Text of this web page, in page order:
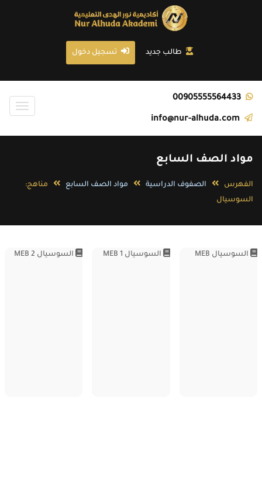
طالب جديد تسجيل دخول
مواد الصف السابع
الفهرس الصفوف الدراسية مواد الصف السابع
مناهج:
السوسيال
السوسيال MEB السوسيال MEB 1 السوسيال MEB 2